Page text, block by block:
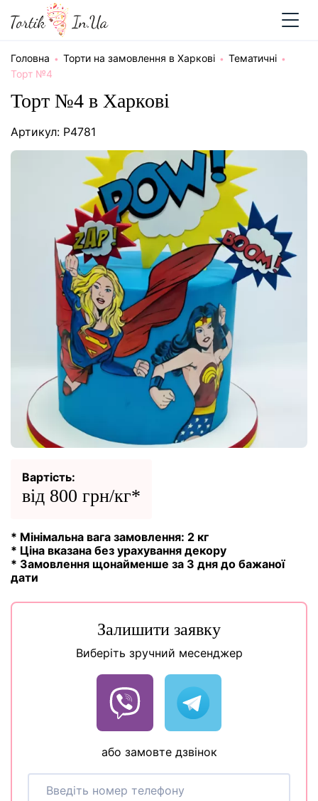
Головна Торти на замовлення в Харкові
Тематичні
Торт №4
Торт №4 в Харкові
Артикул: P4781
Вартість:
від 800 грн/кг*
* Мінімальна вага замовлення: 2 кг
* Ціна вказана без урахування декору
* Замовлення щонайменше за 3 дня до бажаної
дати
Залишити заявку
Виберіть зручний месенджер
або замовте дзвінок